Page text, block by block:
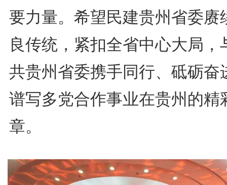
要力量。希望民建贵州省委赓
良传统，紧扣全省中心大局，
共贵州省委携手同行、砥砺奋
谱写多党合作事业在贵州的精
章。